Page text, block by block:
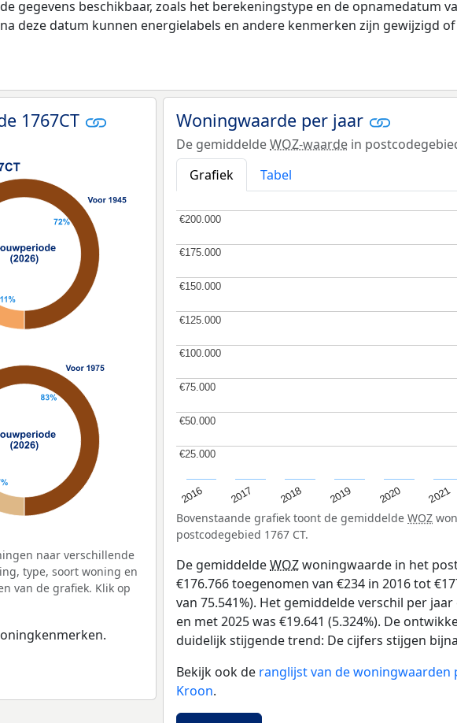
gegevens beschikbaar, zoals het berekeningstype en de opnamedatum
deze datum kunnen energielabels en andere kenmerken zijn gewijzigd
1767CT
naar verschillende
type, soort woning en
van de grafiek. Klik op
Woningwaarde per jaar
De gemiddeldeWOZ-waarde in
Grafiek
Tabel
2016 2017 2018 2019 2020 2021
€25.000
€25.000
€50.000
€50.000
€75.000
€75.000
€100.000
€100.000
€125.000
€125.000
€150.000
€150.000
€175.000
€175.000
€200.000
€200.000
Bovenstaande grafiek toont de gemiddelde WOZ
postcodegebied 1767 CT.
De gemiddeldeWOZwoningwaarde in het
€176.766 toegenomen van €234 in 2016 tot
van 75.541%). Het gemiddelde verschil per
en met 2025 was €19.641 (5.324%). De
duidelijk stijgende trend: De cijfers stijgen
Bekijk ook de ranglijst van de
Kroon.